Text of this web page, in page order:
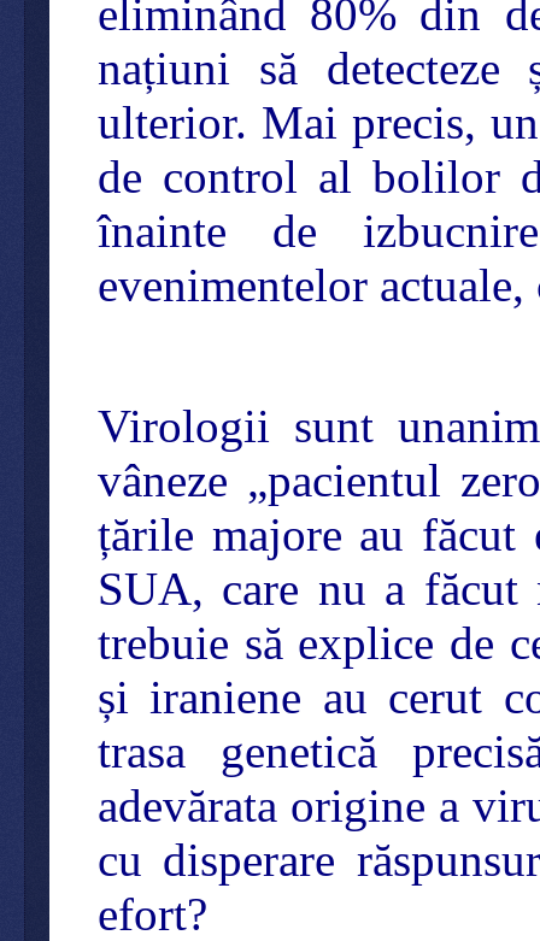
eliminând 80% din
națiuni să
ulterior. Mai precis,
de control al bolilor
înainte de
evenimentelor
Virologii sunt
vâneze „pacientul
țările majore au făcut
SUA, care nu a
trebuie să explice de
și iraniene au cerut
trasa genetică
adevărata origine a
cu disperare
efort?